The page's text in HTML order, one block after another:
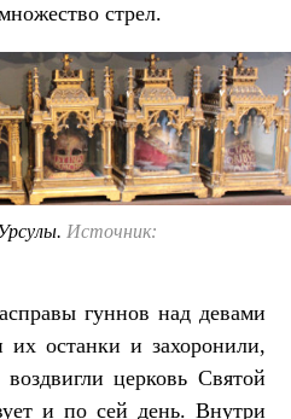
стрел.
Источник:
гуннов над девами
их останки и захоронили,
церковь Святой
и по сей день. Внутри